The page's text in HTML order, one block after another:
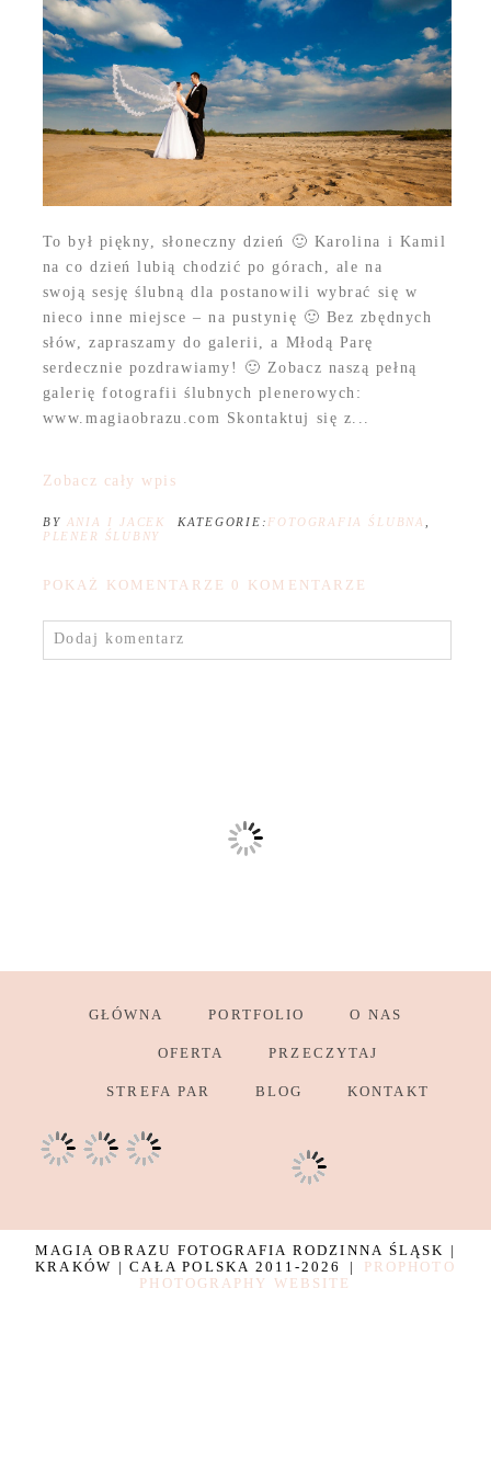
To był piękny, słoneczny dzień 🙂 Karolina i Kamil
na co dzień lubią chodzić po górach, ale na
swoją sesję ślubną dla postanowili wybrać się w
nieco inne miejsce – na pustynię 🙂 Bez zbędnych
słów, zapraszamy do galerii, a Młodą Parę
serdecznie pozdrawiamy! 🙂 Zobacz naszą pełną
galerię fotografii ślubnych plenerowych:
www.magiaobrazu.com Skontaktuj się z...
Zobacz cały wpis
BY ANIA I JACEK KATEGORIE: FOTOGRAFIA ŚLUBNA
PLENER ŚLUBNY
POKAŻ KOMENTARZE 0 KOMENTARZE
Dodaj komentarz
GŁÓWNA PORTFOLIO O NAS
OFERTA PRZECZYTAJ
STREFA PAR BLOG KONTAKT
MAGIA OBRAZU FOTOGRAFIA RODZINNA ŚLĄSK |
KRAKÓW | CAŁA POLSKA 2011-2026
|
PROPHOTO
PHOTOGRAPHY WEBSITE